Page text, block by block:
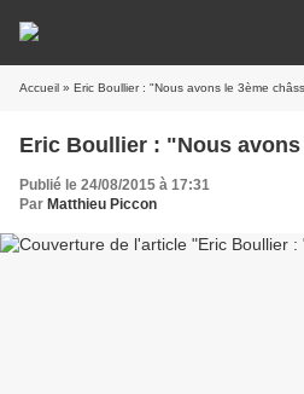
Accueil » Eric Boullier : "Nous avons le 3ème
Eric Boullier : "Nous
Publié le 24/08/2015 à 17:31
Par Matthieu Piccon